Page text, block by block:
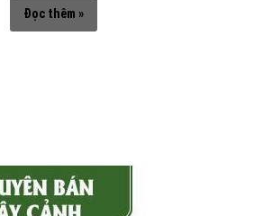
Đọc thêm »